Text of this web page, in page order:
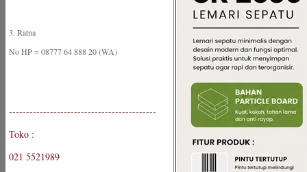
3. Ratna
No HP = 08777 64 888 20 (WA)
-------------------------------------------
Toko :
021 5521989